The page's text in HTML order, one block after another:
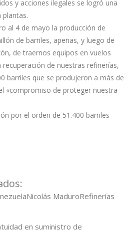
y acciones ilegales se logró una
plantas.
al 4 de mayo la producción de
de barriles, apenas, y luego de
de traernos equipos en vuelos
de nuestras refinerías,
barriles que se produjeron a más de
«compromiso de proteger nuestra
por el orden de 51.400 barriles
Nicolás MaduroRefinerías
en suministro de